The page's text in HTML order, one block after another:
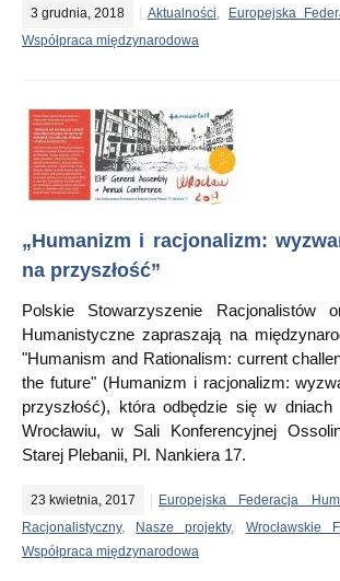
3 grudnia, 2018 Aktualności, Europejska
Współpraca międzynarodowa
„Humanizm i racjonalizm:
na przyszłość”
Polskie Stowarzyszenie Racjonalistów
Humanistyczne zapraszają na
"Humanism and Rationalism: current
the future" (Humanizm i racjonalizm:
przyszłość), która odbędzie się w
Wrocławiu, w Sali Konferencyjnej
Starej Plebanii, Pl. Nankiera 17.
23 kwietnia, 2017 Europejska Federacja
Racjonalistyczny, Nasze projekty, Wrocławskie
Współpraca międzynarodowa